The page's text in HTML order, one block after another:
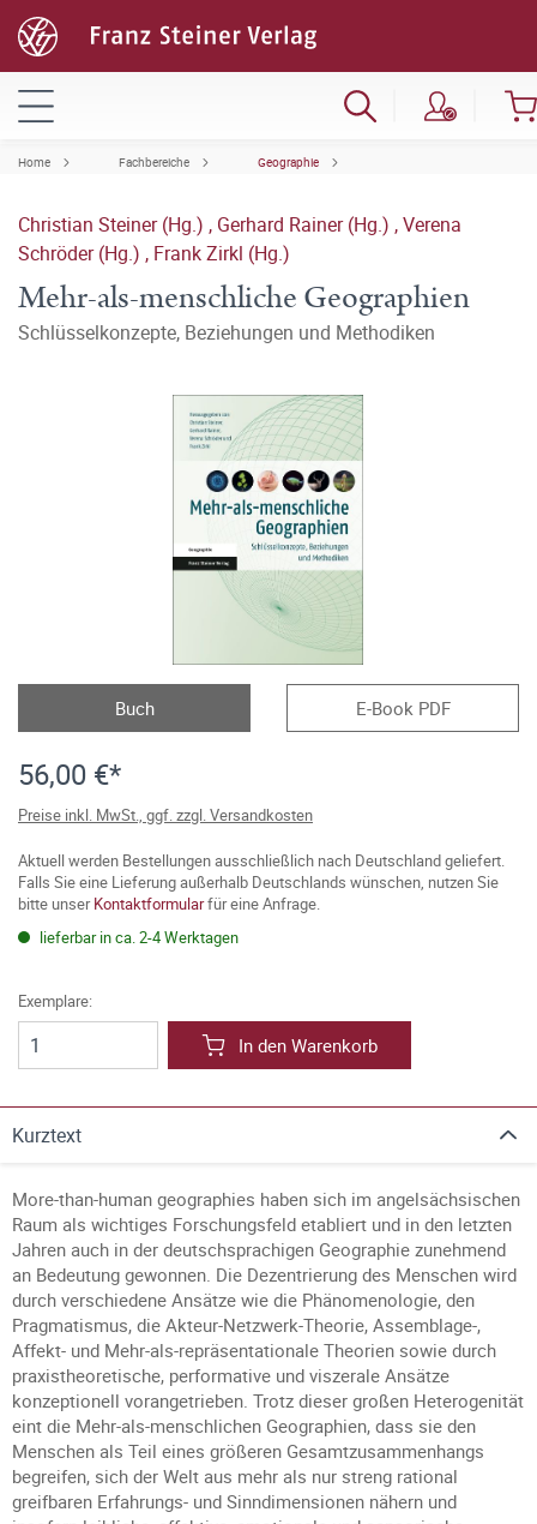
Home Fachbereiche Geographie
Christian Steiner (Hg.) , Gerhard Rainer (Hg.) ,Verena
Schröder (Hg.) , Frank Zirkl (Hg.)
Mehr-als-menschliche Geographien
Schlüsselkonzepte, Beziehungen und Methodiken
Buch E-Book PDF
56,00 €*
Preise inkl. MwSt., ggf. zzgl. Versandkosten
Aktuell werden Bestellungen ausschließlich nach Deutschland geliefert.
Falls Sie eine Lieferung außerhalb Deutschlands wünschen, nutzen Sie
bitte unserKontaktformularfür eine Anfrage.
lieferbar in ca. 2-4 Werktagen
Exemplare:
In den Warenkorb
Kurztext
More-than-human geographies haben sich im angelsächsischen
Raum als wichtiges Forschungsfeld etabliert und in den letzten
Jahren auch in der deutschsprachigen Geographie zunehmend
an Bedeutung gewonnen. Die Dezentrierung des Menschen wird
durch verschiedene Ansätze wie die Phänomenologie, den
Pragmatismus, die Akteur-Netzwerk-Theorie, Assemblage-,
Affekt- und Mehr-als-repräsentationale Theorien sowie durch
praxistheoretische, performative und viszerale Ansätze
konzeptionell vorangetrieben. Trotz dieser großen Heterogenität
eint die Mehr-als-menschlichen Geographien, dass sie den
Menschen als Teil eines größeren Gesamtzusammenhangs
begreifen, sich der Welt aus mehr als nur streng rational
greifbaren Erfahrungs- und Sinndimensionen nähern und